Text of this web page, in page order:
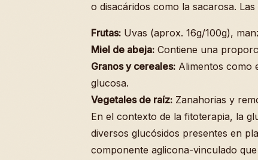
o disacáridos como la sacarosa.
Frutas: Uvas (aprox. 16g/100g),
Miel de abeja: Contiene una
Granos y cereales: Alimentos como
glucosa.
Vegetales de raíz: Zanahorias y
En el contexto de la fitoterapia, la
diversos glucósidos presentes en
componente aglicona-vinculado